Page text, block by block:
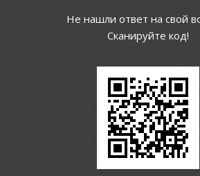
Не нашли ответ на свой
Сканируйте код!